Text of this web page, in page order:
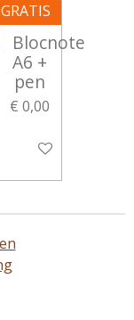
GRATIS
Blocnote
A6 +
pen
€ 0,00
In winkelwagen